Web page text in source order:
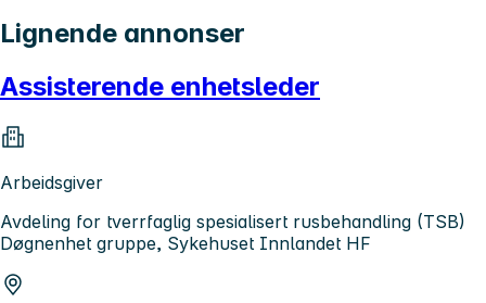
Lignende annonser
Assisterende enhetsleder
Arbeidsgiver
Avdeling for tverrfaglig spesialisert rusbehandling (TSB)
Døgnenhet gruppe, Sykehuset Innlandet HF